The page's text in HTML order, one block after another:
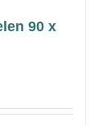
90 x